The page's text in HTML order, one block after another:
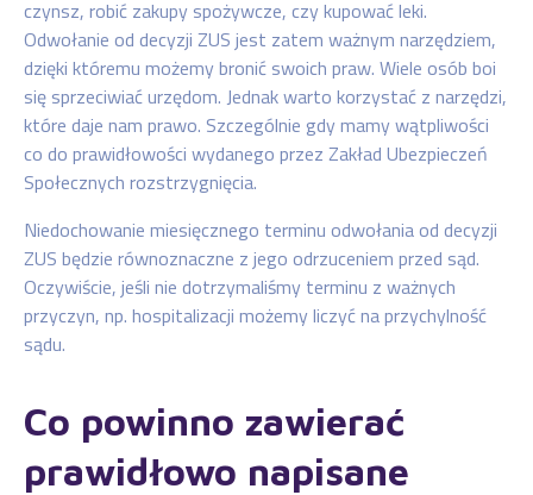
czynsz, robić zakupy spożywcze, czy kupować leki.
Odwołanie od decyzji ZUS jest zatem ważnym narzędziem,
dzięki któremu możemy bronić swoich praw. Wiele osób boi
się sprzeciwiać urzędom. Jednak warto korzystać z narzędzi,
które daje nam prawo. Szczególnie gdy mamy wątpliwości
co do prawidłowości wydanego przez Zakład Ubezpieczeń
Społecznych rozstrzygnięcia.
Niedochowanie miesięcznego terminu odwołania od decyzji
ZUS będzie równoznaczne z jego odrzuceniem przed sąd.
Oczywiście, jeśli nie dotrzymaliśmy terminu z ważnych
przyczyn, np. hospitalizacji możemy liczyć na przychylność
sądu.
Co powinno zawierać
prawidłowo napisane